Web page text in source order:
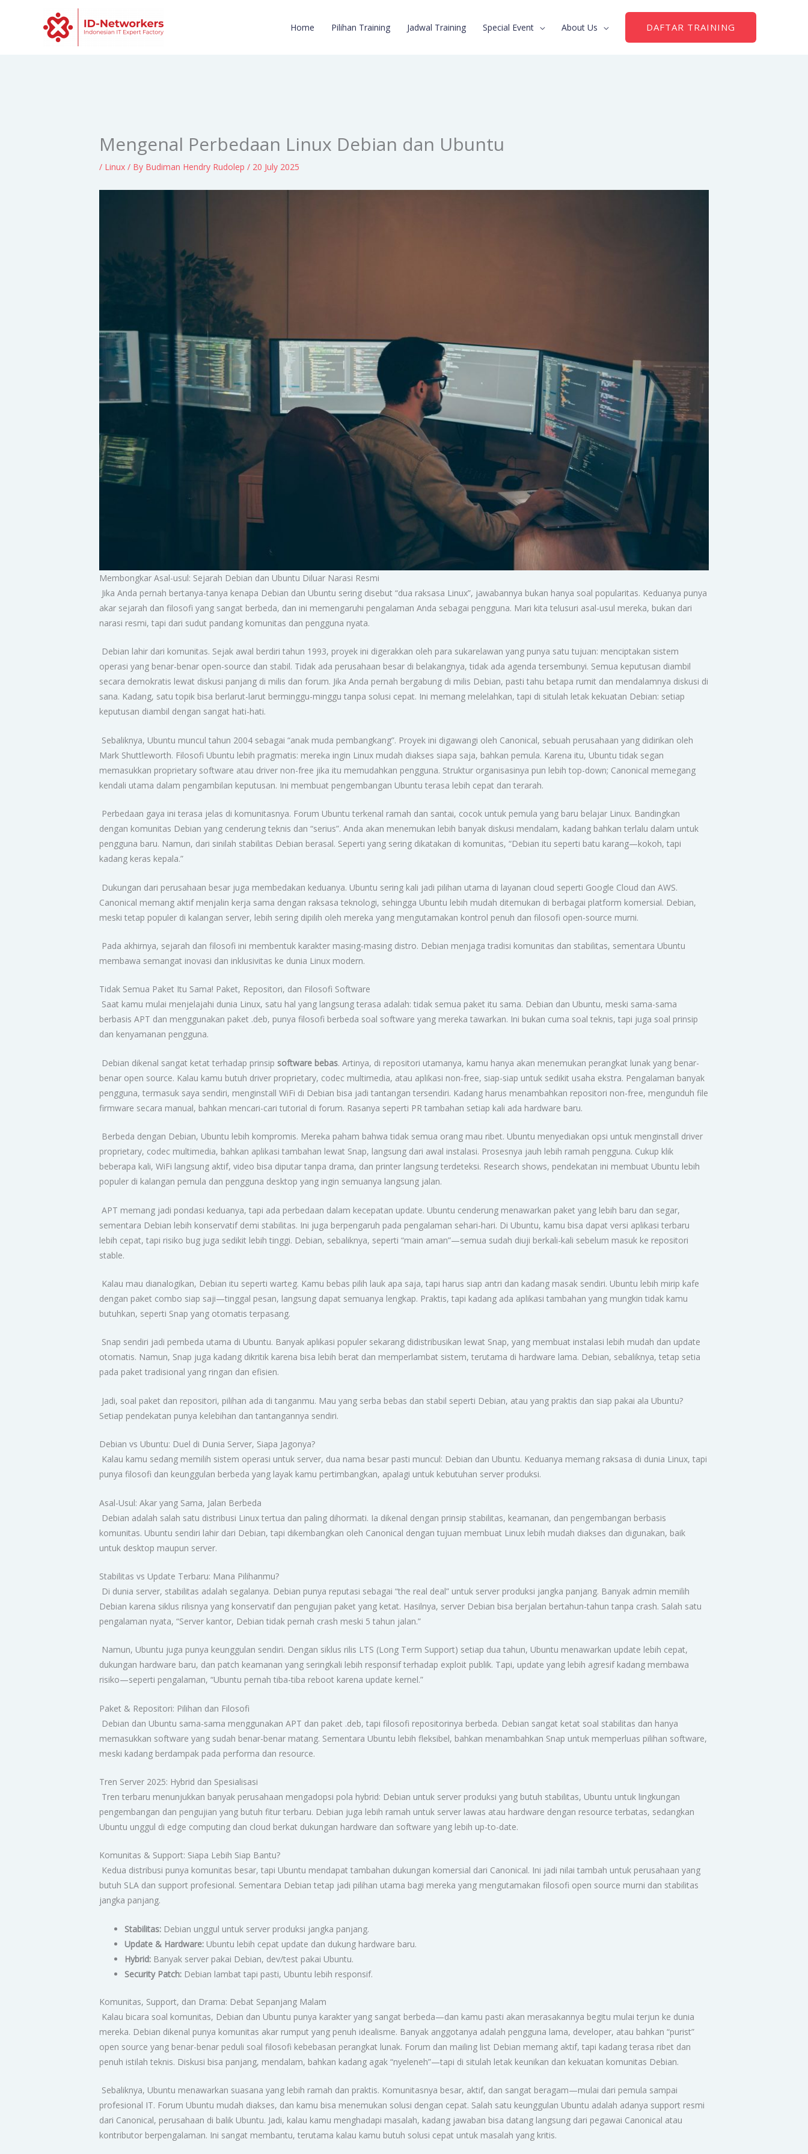
Home Pilihan Training Jadwal Training Special Event About Us DAFTAR TRAINING
Mengenal Perbedaan Linux Debian dan Ubuntu
/ Linux / By Budiman Hendry Rudolep/ 20 July 2025
Membongkar Asal-usul: Sejarah Debian dan Ubuntu Diluar Narasi Resmi
Jika Anda pernah bertanya-tanya kenapa Debian dan Ubuntu sering disebut “dua raksasa Linux”, jawabannya bukan hanya soal popularitas. Keduanya punya
akar sejarah dan filosofi yang sangat berbeda, dan ini memengaruhi pengalaman Anda sebagai pengguna. Mari kita telusuri asal-usul mereka, bukan dari
narasi resmi, tapi dari sudut pandang komunitas dan pengguna nyata.
Debian lahir dari komunitas. Sejak awal berdiri tahun 1993, proyek ini digerakkan oleh para sukarelawan yang punya satu tujuan: menciptakan sistem
operasi yang benar-benar open-source dan stabil. Tidak ada perusahaan besar di belakangnya, tidak ada agenda tersembunyi. Semua keputusan diambil
secara demokratis lewat diskusi panjang di milis dan forum. Jika Anda pernah bergabung di milis Debian, pasti tahu betapa rumit dan mendalamnya diskusi di
sana. Kadang, satu topik bisa berlarut-larut berminggu-minggu tanpa solusi cepat. Ini memang melelahkan, tapi di situlah letak kekuatan Debian: setiap
keputusan diambil dengan sangat hati-hati.
Sebaliknya, Ubuntu muncul tahun 2004 sebagai “anak muda pembangkang”. Proyek ini digawangi oleh Canonical, sebuah perusahaan yang didirikan oleh
Mark Shuttleworth. Filosofi Ubuntu lebih pragmatis: mereka ingin Linux mudah diakses siapa saja, bahkan pemula. Karena itu, Ubuntu tidak segan
memasukkan proprietary software atau driver non-free jika itu memudahkan pengguna. Struktur organisasinya pun lebih top-down; Canonical memegang
kendali utama dalam pengambilan keputusan. Ini membuat pengembangan Ubuntu terasa lebih cepat dan terarah.
Perbedaan gaya ini terasa jelas di komunitasnya. Forum Ubuntu terkenal ramah dan santai, cocok untuk pemula yang baru belajar Linux. Bandingkan
dengan komunitas Debian yang cenderung teknis dan “serius”. Anda akan menemukan lebih banyak diskusi mendalam, kadang bahkan terlalu dalam untuk
pengguna baru. Namun, dari sinilah stabilitas Debian berasal. Seperti yang sering dikatakan di komunitas, “Debian itu seperti batu karang—kokoh, tapi
kadang keras kepala.”
Dukungan dari perusahaan besar juga membedakan keduanya. Ubuntu sering kali jadi pilihan utama di layanan cloud seperti Google Cloud dan AWS.
Canonical memang aktif menjalin kerja sama dengan raksasa teknologi, sehingga Ubuntu lebih mudah ditemukan di berbagai platform komersial. Debian,
meski tetap populer di kalangan server, lebih sering dipilih oleh mereka yang mengutamakan kontrol penuh dan filosofi open-source murni.
Pada akhirnya, sejarah dan filosofi ini membentuk karakter masing-masing distro. Debian menjaga tradisi komunitas dan stabilitas, sementara Ubuntu
membawa semangat inovasi dan inklusivitas ke dunia Linux modern.
Tidak Semua Paket Itu Sama! Paket, Repositori, dan Filosofi Software
Saat kamu mulai menjelajahi dunia Linux, satu hal yang langsung terasa adalah: tidak semua paket itu sama. Debian dan Ubuntu, meski sama-sama
berbasis APT dan menggunakan paket .deb, punya filosofi berbeda soal software yang mereka tawarkan. Ini bukan cuma soal teknis, tapi juga soal prinsip
dan kenyamanan pengguna.
Debian dikenal sangat ketat terhadap prinsip software bebas. Artinya, di repositori utamanya, kamu hanya akan menemukan perangkat lunak yang benar-
benar open source. Kalau kamu butuh driver proprietary, codec multimedia, atau aplikasi non-free, siap-siap untuk sedikit usaha ekstra. Pengalaman banyak
pengguna, termasuk saya sendiri, menginstall WiFi di Debian bisa jadi tantangan tersendiri. Kadang harus menambahkan repositori non-free, mengunduh file
firmware secara manual, bahkan mencari-cari tutorial di forum. Rasanya seperti PR tambahan setiap kali ada hardware baru.
Berbeda dengan Debian, Ubuntu lebih kompromis. Mereka paham bahwa tidak semua orang mau ribet. Ubuntu menyediakan opsi untuk menginstall driver
proprietary, codec multimedia, bahkan aplikasi tambahan lewat Snap, langsung dari awal instalasi. Prosesnya jauh lebih ramah pengguna. Cukup klik
beberapa kali, WiFi langsung aktif, video bisa diputar tanpa drama, dan printer langsung terdeteksi. Research shows, pendekatan ini membuat Ubuntu lebih
populer di kalangan pemula dan pengguna desktop yang ingin semuanya langsung jalan.
APT memang jadi pondasi keduanya, tapi ada perbedaan dalam kecepatan update. Ubuntu cenderung menawarkan paket yang lebih baru dan segar,
sementara Debian lebih konservatif demi stabilitas. Ini juga berpengaruh pada pengalaman sehari-hari. Di Ubuntu, kamu bisa dapat versi aplikasi terbaru
lebih cepat, tapi risiko bug juga sedikit lebih tinggi. Debian, sebaliknya, seperti “main aman”—semua sudah diuji berkali-kali sebelum masuk ke repositori
stable.
Kalau mau dianalogikan, Debian itu seperti warteg. Kamu bebas pilih lauk apa saja, tapi harus siap antri dan kadang masak sendiri. Ubuntu lebih mirip kafe
dengan paket combo siap saji—tinggal pesan, langsung dapat semuanya lengkap. Praktis, tapi kadang ada aplikasi tambahan yang mungkin tidak kamu
butuhkan, seperti Snap yang otomatis terpasang.
Snap sendiri jadi pembeda utama di Ubuntu. Banyak aplikasi populer sekarang didistribusikan lewat Snap, yang membuat instalasi lebih mudah dan update
otomatis. Namun, Snap juga kadang dikritik karena bisa lebih berat dan memperlambat sistem, terutama di hardware lama. Debian, sebaliknya, tetap setia
pada paket tradisional yang ringan dan efisien.
Jadi, soal paket dan repositori, pilihan ada di tanganmu. Mau yang serba bebas dan stabil seperti Debian, atau yang praktis dan siap pakai ala Ubuntu?
Setiap pendekatan punya kelebihan dan tantangannya sendiri.
Debian vs Ubuntu: Duel di Dunia Server, Siapa Jagonya?
Kalau kamu sedang memilih sistem operasi untuk server, dua nama besar pasti muncul: Debian dan Ubuntu. Keduanya memang raksasa di dunia Linux, tapi
punya filosofi dan keunggulan berbeda yang layak kamu pertimbangkan, apalagi untuk kebutuhan server produksi.
Asal-Usul: Akar yang Sama, Jalan Berbeda
Debian adalah salah satu distribusi Linux tertua dan paling dihormati. Ia dikenal dengan prinsip stabilitas, keamanan, dan pengembangan berbasis
komunitas. Ubuntu sendiri lahir dari Debian, tapi dikembangkan oleh Canonical dengan tujuan membuat Linux lebih mudah diakses dan digunakan, baik
untuk desktop maupun server.
Stabilitas vs Update Terbaru: Mana Pilihanmu?
Di dunia server, stabilitas adalah segalanya. Debian punya reputasi sebagai “the real deal” untuk server produksi jangka panjang. Banyak admin memilih
Debian karena siklus rilisnya yang konservatif dan pengujian paket yang ketat. Hasilnya, server Debian bisa berjalan bertahun-tahun tanpa crash. Salah satu
pengalaman nyata, “Server kantor, Debian tidak pernah crash meski 5 tahun jalan.”
Namun, Ubuntu juga punya keunggulan sendiri. Dengan siklus rilis LTS (Long Term Support) setiap dua tahun, Ubuntu menawarkan update lebih cepat,
dukungan hardware baru, dan patch keamanan yang seringkali lebih responsif terhadap exploit publik. Tapi, update yang lebih agresif kadang membawa
risiko—seperti pengalaman, “Ubuntu pernah tiba-tiba reboot karena update kernel.”
Paket & Repositori: Pilihan dan Filosofi
Debian dan Ubuntu sama-sama menggunakan APT dan paket .deb, tapi filosofi repositorinya berbeda. Debian sangat ketat soal stabilitas dan hanya
memasukkan software yang sudah benar-benar matang. Sementara Ubuntu lebih fleksibel, bahkan menambahkan Snap untuk memperluas pilihan software,
meski kadang berdampak pada performa dan resource.
Tren Server 2025: Hybrid dan Spesialisasi
Tren terbaru menunjukkan banyak perusahaan mengadopsi pola hybrid: Debian untuk server produksi yang butuh stabilitas, Ubuntu untuk lingkungan
pengembangan dan pengujian yang butuh fitur terbaru. Debian juga lebih ramah untuk server lawas atau hardware dengan resource terbatas, sedangkan
Ubuntu unggul di edge computing dan cloud berkat dukungan hardware dan software yang lebih up-to-date.
Komunitas & Support: Siapa Lebih Siap Bantu?
Kedua distribusi punya komunitas besar, tapi Ubuntu mendapat tambahan dukungan komersial dari Canonical. Ini jadi nilai tambah untuk perusahaan yang
butuh SLA dan support profesional. Sementara Debian tetap jadi pilihan utama bagi mereka yang mengutamakan filosofi open source murni dan stabilitas
jangka panjang.
Stabilitas: Debian unggul untuk server produksi jangka panjang.
Update & Hardware: Ubuntu lebih cepat update dan dukung hardware baru.
Hybrid: Banyak server pakai Debian, dev/test pakai Ubuntu.
Security Patch: Debian lambat tapi pasti, Ubuntu lebih responsif.
Komunitas, Support, dan Drama: Debat Sepanjang Malam
Kalau bicara soal komunitas, Debian dan Ubuntu punya karakter yang sangat berbeda—dan kamu pasti akan merasakannya begitu mulai terjun ke dunia
mereka. Debian dikenal punya komunitas akar rumput yang penuh idealisme. Banyak anggotanya adalah pengguna lama, developer, atau bahkan “purist”
open source yang benar-benar peduli soal filosofi kebebasan perangkat lunak. Forum dan mailing list Debian memang aktif, tapi kadang terasa ribet dan
penuh istilah teknis. Diskusi bisa panjang, mendalam, bahkan kadang agak “nyeleneh”—tapi di situlah letak keunikan dan kekuatan komunitas Debian.
Sebaliknya, Ubuntu menawarkan suasana yang lebih ramah dan praktis. Komunitasnya besar, aktif, dan sangat beragam—mulai dari pemula sampai
profesional IT. Forum Ubuntu mudah diakses, dan kamu bisa menemukan solusi dengan cepat. Salah satu keunggulan Ubuntu adalah adanya support resmi
dari Canonical, perusahaan di balik Ubuntu. Jadi, kalau kamu menghadapi masalah, kadang jawaban bisa datang langsung dari pegawai Canonical atau
kontributor berpengalaman. Ini sangat membantu, terutama kalau kamu butuh solusi cepat untuk masalah yang kritis.